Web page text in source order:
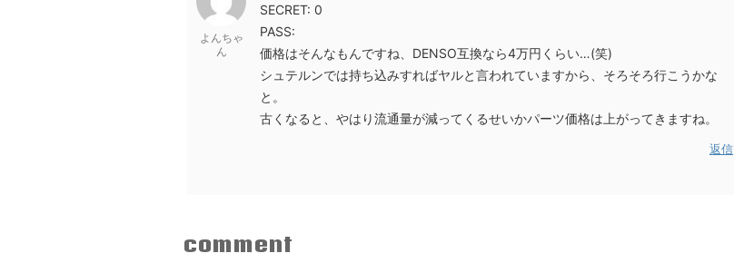
よんちゃ
ん
SECRET: 0
PASS:
価格はそんなもんですね、DENSO互換なら4万円くらい…(笑)
シュテルンでは持ち込みすればヤルと言われていますから、そろそろ行こうかな
と。
古くなると、やはり流通量が減ってくるせいかパーツ価格は上がってきますね。
返信
comment